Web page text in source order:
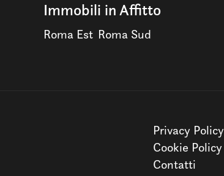
Immobili in Affitto
Roma Est Roma Sud
Privacy Policy
Cookie Policy
Contatti